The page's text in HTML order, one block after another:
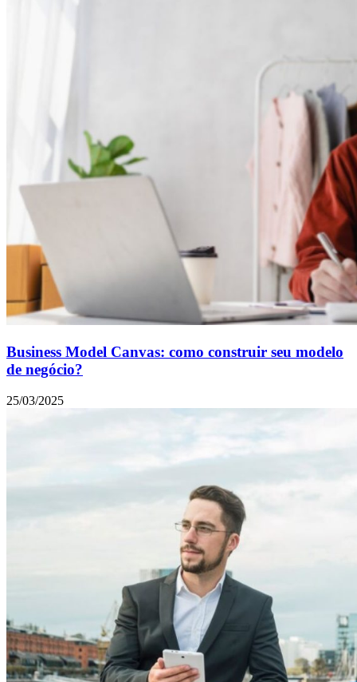
Business Model Canvas: como construir seu modelo
de negócio?
25/03/2025